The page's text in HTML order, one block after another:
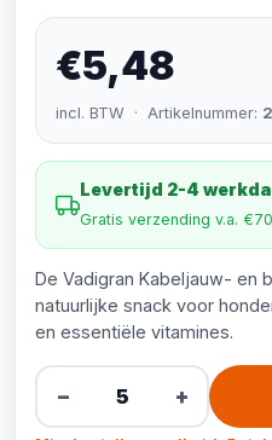
€5,48
incl. BTW · Artikelnummer:
Levertijd 2-4
Gratis verzending v.a.
De Vadigran Kabeljauw- en
natuurlijke snack voor
en essentiële vitamines.
− +